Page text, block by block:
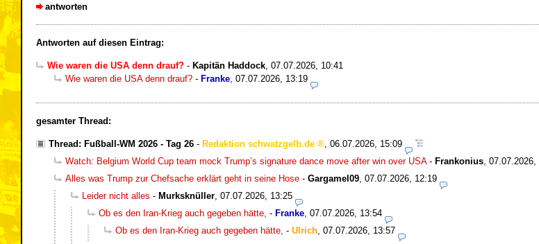
antworten
Antworten auf diesen Eintrag:
Wie waren die USA denn drauf? - Kapitän Haddock 07.07.2026, 10:41
Wie waren die USA denn drauf? - Franke 07.07.2026, 13:19
gesamter Thread:
Thread: Fußball-WM 2026 - Tag 26 - Redaktion schwatzgelb.de , 06.07.2026, 15:09
Watch: Belgium World Cup team mock Trump’s signature dance move after win over USA- Frankonius, 07.07.2026,
Alles was Trump zur Chefsache erklärt geht in seine Hose - Gargamel09, 07.07.2026, 12:19
Leider nicht alles - Murksknüller, 07.07.2026, 13:25
Ob es den Iran-Krieg auch gegeben hätte, - Franke, 07.07.2026, 13:54
Ob es den Iran-Krieg auch gegeben hätte, - Ulrich, 07.07.2026, 13:57